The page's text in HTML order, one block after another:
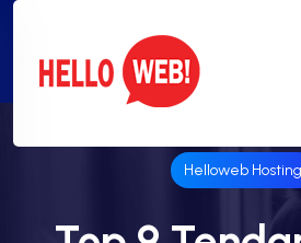
Helloweb Hosting